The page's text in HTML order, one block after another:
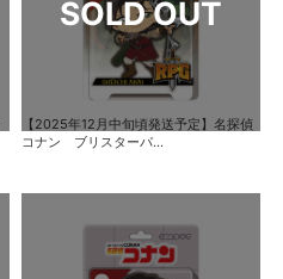
【2025年12月中旬頃発送予定】名探偵
コナン ブリスターパ...